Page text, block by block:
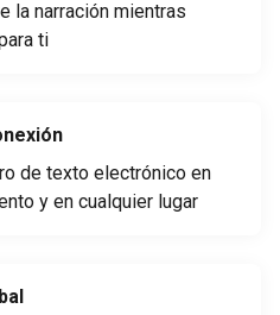
la narración mientras
ti
de texto electrónico en
y en cualquier lugar